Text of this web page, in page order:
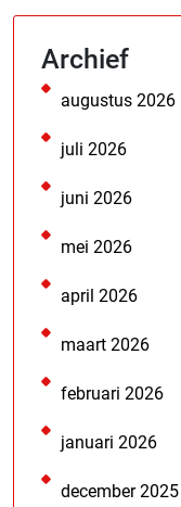
Archief
augustus 2026
juli 2026
juni 2026
mei 2026
april 2026
maart 2026
februari 2026
januari 2026
december 2025